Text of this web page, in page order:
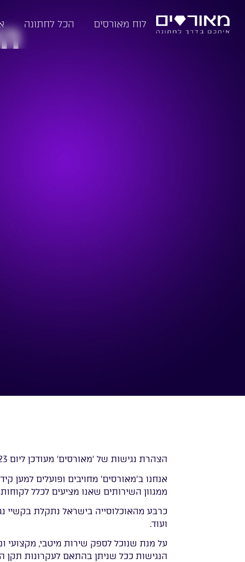
לוח מאורסים הכל לחתונה
הצהרת נגישות של 'מאורסים' מעודכן ליום 29.10.2023
אנחנו ב'מאורסים' מחויבים ופועלים למען
ממגוון השירותים שאנו מציעים לכלל
כרבע מהאוכלוסייה בישראל נתקלת בקשיי
ועוד.
על מנת שנוכל לספק שירות מיטבי, מקצועי
הנגישות ככל שניתן בהתאם לעקרונות תקן